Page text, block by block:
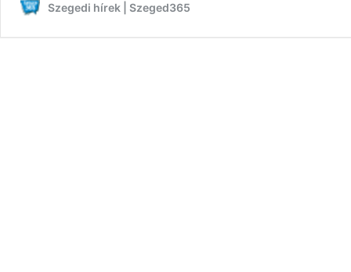
Szegedi hírek | Szeged365